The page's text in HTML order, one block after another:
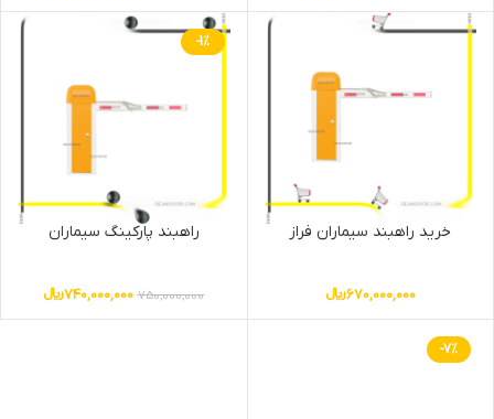
خرید راهبند سیماران فراز
670,000,000﷼
-1%
راهبند پارکینگ سیماران
750,000,000
740,000,000﷼
-7%